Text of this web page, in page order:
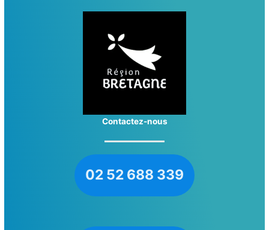
Contactez-nous
02 52 688 339